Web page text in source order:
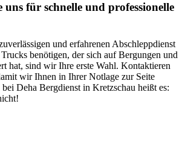
für schnelle und professionelle
und erfahrenen Abschleppdienst
benötigen, der sich auf Bergungen und
hat, sind wir Ihre erste Wahl. Kontaktieren
wir Ihnen in Ihrer Notlage zur Seite
Deha Bergdienst in Kretzschau heißt es: